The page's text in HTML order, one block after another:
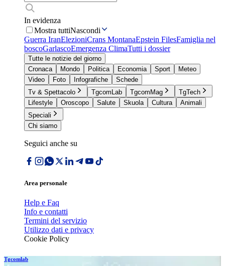
In evidenza
Mostra tuttiNascondi
Guerra IranElezioniCrans MontanaEpstein FilesFamiglia nel
boscoGarlascoEmergenza ClimaTutti i dossier
Tutte le notizie del giorno
Cronaca
Mondo Politica Economia Sport
Meteo
Video
Foto Infografiche
Schede
Tv & Spettacolo
TgcomLab TgcomMag
TgTech
Lifestyle
Oroscopo Salute Skuola Cultura
Animali
Speciali
Chi siamo
Seguici anche su
Area personale
Help e Faq
Info e contatti
Termini del servizio
Utilizzo dati e privacy
Cookie Policy
Tgcomlab